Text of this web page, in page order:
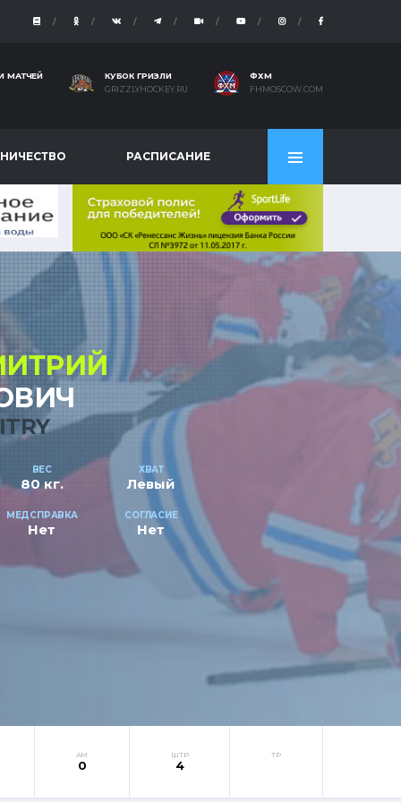
МАТЧЕЙ
КУБОК ГРИЗЛИ
GRIZZLYHOCKEY.RU
ФХМ
FHMOSCOW.COM
РАСПИСАНИЕ
ВЕС
80 кг.
ХВАТ
Левый
МЕДСПРАВКА
Нет
СОГЛАСИЕ
Нет
АМ
0
ШТР
4
ТР